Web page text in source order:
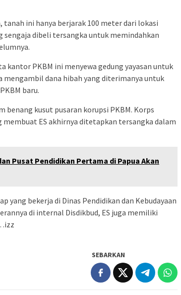
ini hanya berjarak 100 meter dari lokasi
sengaja dibeli tersangka untuk memindahkan
kantor PKBM ini menyewa gedung yayasan untuk
mengambil dana hibah yang diterimanya untuk
baru.
benang kusut pusaran korupsi PKBM. Korps
membuat ES akhirnya ditetapkan tersangka dalam
Pusat Pendidikan Pertama di Papua Akan
yang bekerja di Dinas Pendidikan dan Kebudayaan
di internal Disdikbud, ES juga memiliki
SEBARKAN